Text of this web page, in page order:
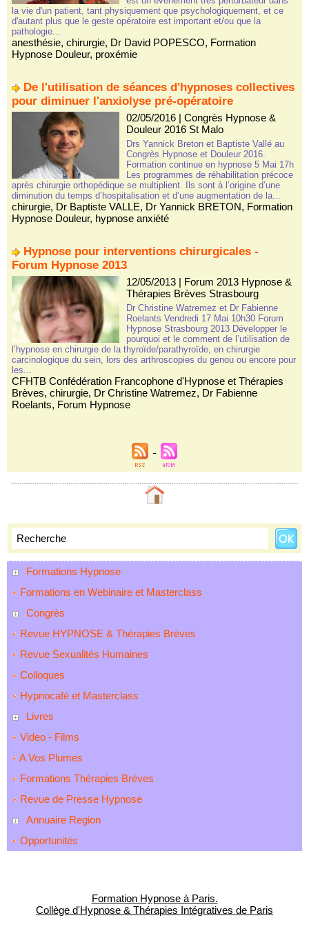
Formations Hypnose
Formations en Webinaire et Masterclass
Congrès
Revue HYPNOSE & Thérapies Brèves
Revue Sexualités Humaines
Colloques
Hypnocafé et Masterclass
Livres
Video - Films
A Vos Plumes
Formations Thérapies Brèves
Revue de Presse Hypnose
Annuaire Region
Opportunités
Formation Hypnose à Paris.
Collège d'Hypnose & Thérapies Intégratives de Paris
la vie d'un patient, tant physiquement que psychologiquement, et ce
d'autant plus que le geste opératoire est important et/ou que la
pathologie...
anesthésie, chirurgie, Dr David POPESCO, Formation
Hypnose Douleur, proxémie
De l'utilisation de séances d'hypnoses collectives
pour diminuer l'anxiolyse pré-opératoire
02/05/2016| Congrès Hypnose &
Douleur 2016 St Malo
Drs Yannick Breton et Baptiste Vallé au
Congrès Hypnose et Douleur 2016.
Formation continue en hypnose 5 Mai 17h
Les programmes de réhabilitation précoce
après chirurgie orthopédique se multiplient. Ils sont à l’origine d’une
diminution du temps d’hospitalisation et d’une augmentation de la...
chirurgie, Dr Baptiste VALLE, Dr Yannick BRETON, Formation
Hypnose Douleur, hypnose anxiété
Hypnose pour interventions chirurgicales -
Forum Hypnose 2013
12/05/2013| Forum 2013 Hypnose &
Thérapies Brèves Strasbourg
Dr Christine Watremez et Dr Fabienne
Roelants Vendredi 17 Mai 10h30 Forum
Hypnose Strasbourg 2013 Développer le
pourquoi et le comment de l’utilisation de
l’hypnose en chirurgie de la thyroïde/parathyroïde, en chirurgie
carcinologique du sein, lors des arthroscopies du genou ou encore pour
les...
CFHTB Confédération Francophone d'Hypnose et Thérapies
Brèves, chirurgie, Dr Christine Watremez, Dr Fabienne
Roelants, Forum Hypnose